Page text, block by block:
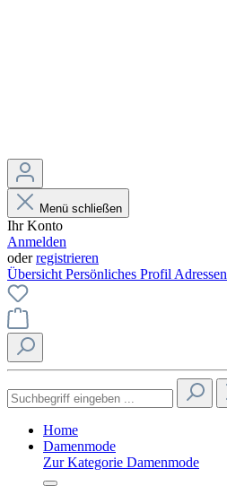
Menü schließen
Ihr Konto
Anmelden
oderregistrieren
Übersicht Persönliches Profil Adressen
Home
Damenmode
Zur Kategorie Damenmode